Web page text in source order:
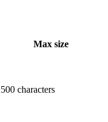
Max size
500 characters